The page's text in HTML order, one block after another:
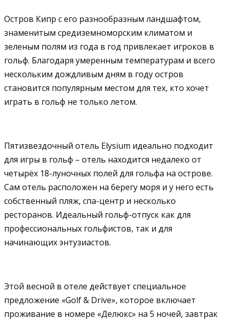
Остров Кипр с его разнообразным ландшафтом,
знаменитым средиземноморским климатом и
зеленым полям из года в год привлекает игроков в
гольф. Благодаря умеренным температурам и всего
нескольким дождливым дням в году остров
становится популярным местом для тех, кто хочет
играть в гольф не только летом.
Пятизвездочный отель Elysium идеально подходит
для игры в гольф – отель находится недалеко от
четырёх 18-луночных полей для гольфа на острове.
Сам отель расположен на берегу моря и у него есть
собственный пляж, спа-центр и несколько
ресторанов. Идеальный гольф-отпуск как для
профессиональных гольфистов, так и для
начинающих энтузиастов.
Этой весной в отеле действует специальное
предложение «Golf & Drive», которое включает
проживание в номере «Делюкс» на 5 ночей, завтрак